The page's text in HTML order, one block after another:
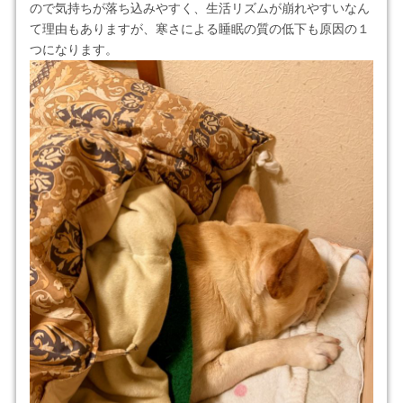
ので気持ちが落ち込みやすく、生活リズムが崩れやすいなん
て理由もありますが、寒さによる睡眠の質の低下も原因の１
つになります。